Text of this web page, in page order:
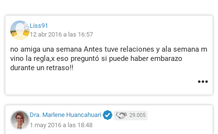
Liss91
12 abr 2016 a las 16:57
no amiga una semana Antes tuve relaciones y ala semana m
vino la regla,x eso preguntó si puede haber embarazo
durante un retraso!!
Dra. Marlene Huancahuari 29.005
1 may 2016 a las 18:48